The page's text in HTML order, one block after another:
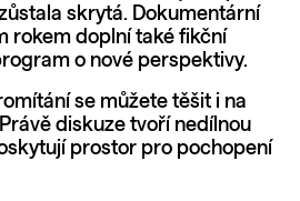
skrytá. Dokumentární
rokem doplní také fikční
o nové perspektivy.
se můžete těšit i na
diskuze tvoří nedílnou
prostor pro pochopení